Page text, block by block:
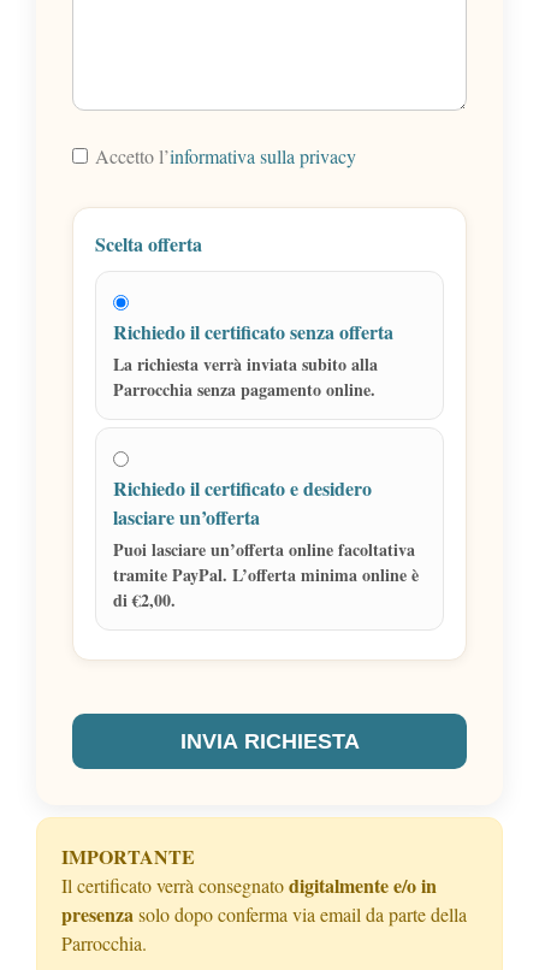
Accetto l’informativa sulla privacy
Scelta offerta
Richiedo il certificato senza offerta
La richiesta verrà inviata subito alla
Parrocchia senza pagamento online.
Richiedo il certificato e desidero
lasciare un’offerta
Puoi lasciare un’offerta online facoltativa
tramite PayPal. L’offerta minima online è
di €2,00.
INVIA RICHIESTA
IMPORTANTE
Il certificato verrà consegnatodigitalmente e/o in
presenza solo dopo conferma via email da parte della
Parrocchia.